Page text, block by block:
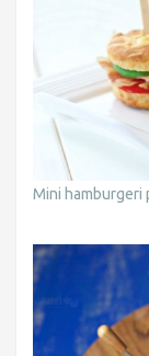
Mini hamburgeri